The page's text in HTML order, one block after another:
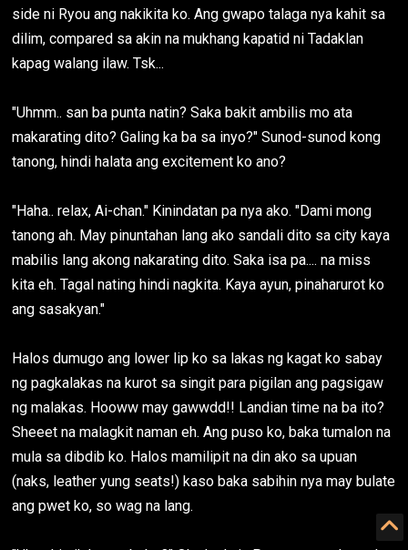
side ni Ryou ang nakikita ko. Ang gwapo talaga nya kahit sa
dilim, compared sa akin na mukhang kapatid ni Tadaklan
kapag walang ilaw. Tsk...
"Uhmm.. san ba punta natin? Saka bakit ambilis mo ata
makarating dito? Galing ka ba sa inyo?" Sunod-sunod kong
tanong, hindi halata ang excitement ko ano?
"Haha.. relax, Ai-chan." Kinindatan pa nya ako. "Dami mong
tanong ah. May pinuntahan lang ako sandali dito sa city kaya
mabilis lang akong nakarating dito. Saka isa pa.... na miss
kita eh. Tagal nating hindi nagkita. Kaya ayun, pinaharurot ko
ang sasakyan."
Halos dumugo ang lower lip ko sa lakas ng kagat ko sabay
ng pagkalakas na kurot sa singit para pigilan ang pagsigaw
ng malakas. Hooww may gawwdd!! Landian time na ba ito?
Sheeet na malagkit naman eh. Ang puso ko, baka tumalon na
mula sa dibdib ko. Halos mamilipit na din ako sa upuan
(naks, leather yung seats!) kaso baka sabihin nya may bulate
ang pwet ko, so wag na lang.